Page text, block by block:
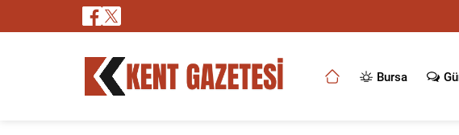
Bursa